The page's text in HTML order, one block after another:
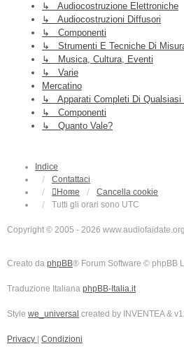
↳ Audiocostruzione Elettroniche
↳ Audiocostruzioni Diffusori
↳ Componenti
↳ Strumenti E Tecniche Di
↳ Musica, Cultura, Eventi
↳ Varie
Mercatino
↳ Apparati Completi Di Qualsiasi
↳ Componenti
↳ Quanto Vale?
Indice
Contattaci
Home
Cancella cookie
Tutti gli orari sono UTC
Copyright © 2005 - 2026
Creato da phpBB® Forum Software © phpBB
Traduzione Italiana phpBB-Italia.it
Style we_universal created by INVENTEA &
Privacy Condizioni